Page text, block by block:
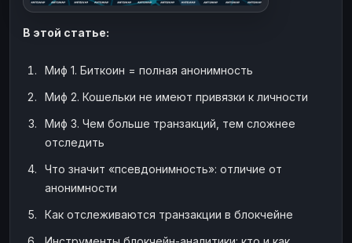
НАЛИЧНЫЕ ДЕНЬГИ
Наличные RUB
Наличные USD
Наличные
Наличные
Наличные
В этой статье:
Миф 1. Биткоин = полная анонимность
Миф 2. Кошельки не имеют привязки к личности
Миф 3. Чем больше транзакций, тем сложнее
отследить
Что значит «псевдонимность»: отличие от
анонимности
Как отслеживаются транзакции в блокчейне